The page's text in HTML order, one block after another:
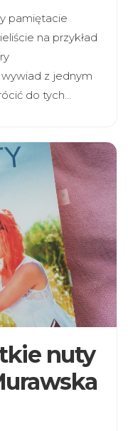
pamiętacie
na przykład
z jednym
do tych…
nuty